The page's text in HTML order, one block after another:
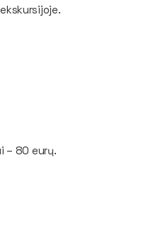
– 80 eurų.